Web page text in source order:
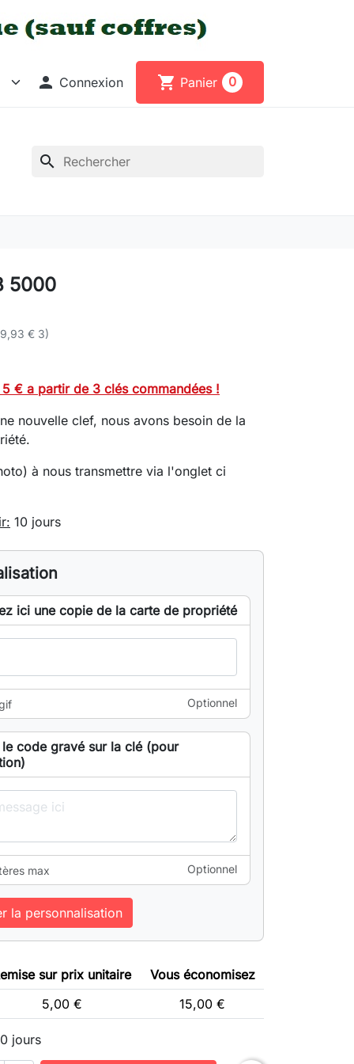
 Connexion shopping_cart Panier 0
search
5000
€ 3)
€ a partir de 3 clés commandées !
nouvelle clef, nous avons besoin de la
à nous transmettre via l'onglet ci
10 jours
ici une copie de la carte de propriété
Optionnel
code gravé sur la clé (pour
max Optionnel
la personnalisation
sur prix unitaire
Vous économisez
5,00 € 15,00 €
jours